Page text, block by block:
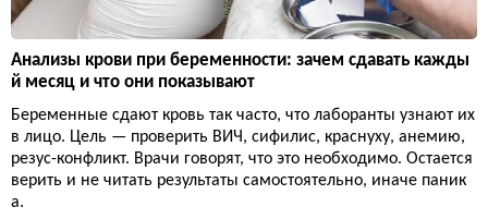
Анализы крови при беременности: зачем сдавать кажды
й месяц и что они показывают
Беременные сдают кровь так часто, что лаборанты узнают их
в лицо. Цель — проверить ВИЧ, сифилис, краснуху, анемию,
резус-конфликт. Врачи говорят, что это необходимо. Остается
верить и не читать результаты самостоятельно, иначе паник
а.